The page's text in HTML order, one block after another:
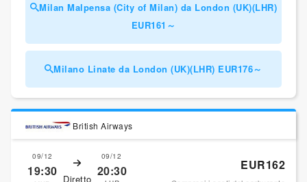
Milan Malpensa (City of Milan) da London (UK)(LHR)
EUR161～
Milano Linate da London (UK)(LHR) EUR176～
British Airways
09/12
19:30 Diretto
09/12
20:30 EUR162